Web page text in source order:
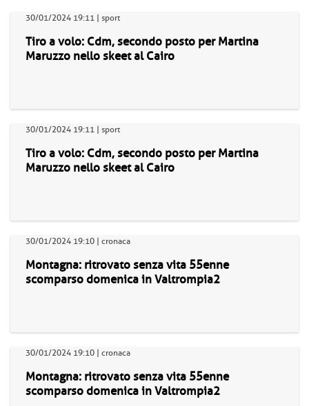
30/01/2024 19:11 | sport
Tiro a volo: Cdm, secondo posto per Martina
Maruzzo nello skeet al Cairo
30/01/2024 19:11 | sport
Tiro a volo: Cdm, secondo posto per Martina
Maruzzo nello skeet al Cairo
30/01/2024 19:10 | cronaca
Montagna: ritrovato senza vita 55enne
scomparso domenica in Valtrompia2
30/01/2024 19:10 | cronaca
Montagna: ritrovato senza vita 55enne
scomparso domenica in Valtrompia2